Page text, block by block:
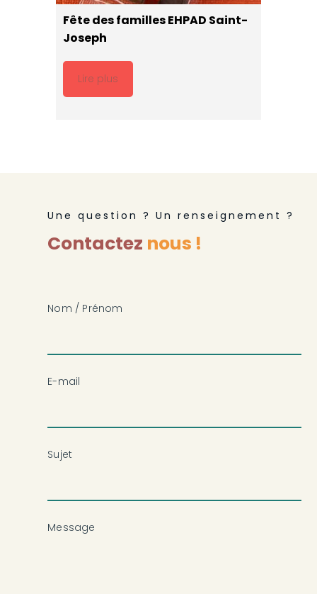
Fête des familles EHPAD Saint-
Joseph
Lire plus
Une question ? Un renseignement ?
Contactez nous !
Nom / Prénom
E-mail
Sujet
Message